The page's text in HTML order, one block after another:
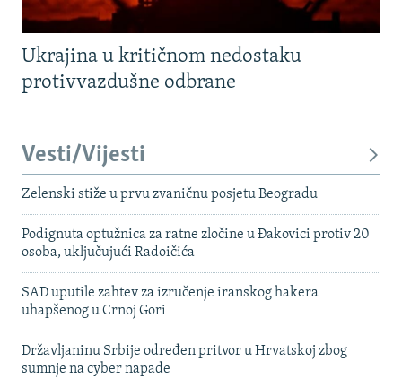
Ukrajina u kritičnom nedostaku
protivvazdušne odbrane
Vesti/Vijesti
Zelenski stiže u prvu zvaničnu posjetu Beogradu
Podignuta optužnica za ratne zločine u Đakovici protiv 20
osoba, uključujući Radoičića
SAD uputile zahtev za izručenje iranskog hakera
uhapšenog u Crnoj Gori
Državljaninu Srbije određen pritvor u Hrvatskoj zbog
sumnje na cyber napade